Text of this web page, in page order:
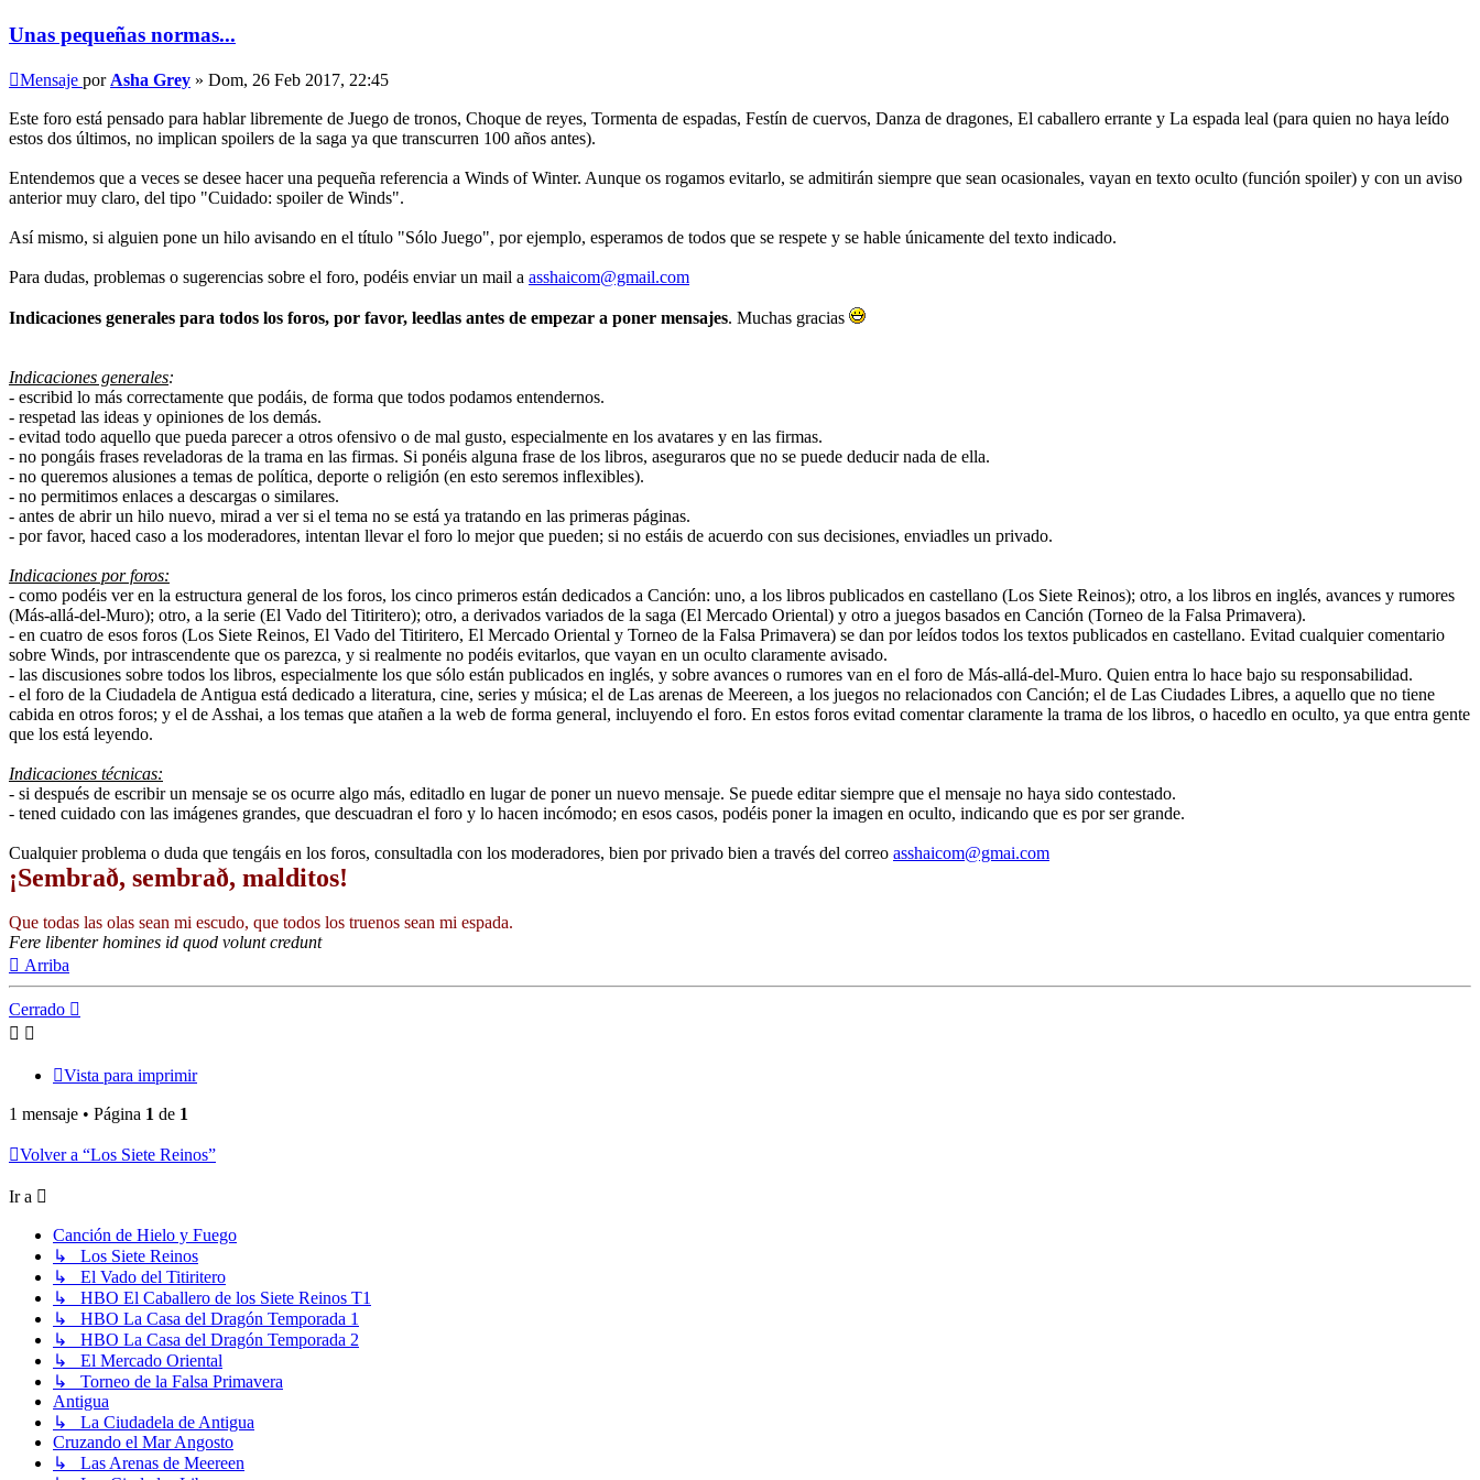
Unas pequeñas normas...
Mensaje por Asha Grey » Dom, 26 Feb 2017, 22:45
Este foro está pensado para hablar libremente de Juego de tronos, Choque de reyes, Tormenta de espadas, Festín de cuervos, Danza de dragones, El caballero errante y La espada leal (para quien no haya leído
estos dos últimos, no implican spoilers de la saga ya que transcurren 100 años antes).
Entendemos que a veces se desee hacer una pequeña referencia a Winds of Winter. Aunque os rogamos evitarlo, se admitirán siempre que sean ocasionales, vayan en texto oculto (función spoiler) y con un aviso
anterior muy claro, del tipo "Cuidado: spoiler de Winds".
Así mismo, si alguien pone un hilo avisando en el título "Sólo Juego", por ejemplo, esperamos de todos que se respete y se hable únicamente del texto indicado.
Para dudas, problemas o sugerencias sobre el foro, podéis enviar un mail a asshaicom@gmail.com
Indicaciones generales para todos los foros, por favor, leedlas antes de empezar a poner mensajes. Muchas gracias
Indicaciones generales:
- escribid lo más correctamente que podáis, de forma que todos podamos entendernos.
- respetad las ideas y opiniones de los demás.
- evitad todo aquello que pueda parecer a otros ofensivo o de mal gusto, especialmente en los avatares y en las firmas.
- no pongáis frases reveladoras de la trama en las firmas. Si ponéis alguna frase de los libros, aseguraros que no se puede deducir nada de ella.
- no queremos alusiones a temas de política, deporte o religión (en esto seremos inflexibles).
- no permitimos enlaces a descargas o similares.
- antes de abrir un hilo nuevo, mirad a ver si el tema no se está ya tratando en las primeras páginas.
- por favor, haced caso a los moderadores, intentan llevar el foro lo mejor que pueden; si no estáis de acuerdo con sus decisiones, enviadles un privado.
Indicaciones por foros:
- como podéis ver en la estructura general de los foros, los cinco primeros están dedicados a Canción: uno, a los libros publicados en castellano (Los Siete Reinos); otro, a los libros en inglés, avances y rumores
(Más-allá-del-Muro); otro, a la serie (El Vado del Titiritero); otro, a derivados variados de la saga (El Mercado Oriental) y otro a juegos basados en Canción (Torneo de la Falsa Primavera).
- en cuatro de esos foros (Los Siete Reinos, El Vado del Titiritero, El Mercado Oriental y Torneo de la Falsa Primavera) se dan por leídos todos los textos publicados en castellano. Evitad cualquier comentario
sobre Winds, por intrascendente que os parezca, y si realmente no podéis evitarlos, que vayan en un oculto claramente avisado.
- las discusiones sobre todos los libros, especialmente los que sólo están publicados en inglés, y sobre avances o rumores van en el foro de Más-allá-del-Muro. Quien entra lo hace bajo su responsabilidad.
- el foro de la Ciudadela de Antigua está dedicado a literatura, cine, series y música; el de Las arenas de Meereen, a los juegos no relacionados con Canción; el de Las Ciudades Libres, a aquello que no tiene
cabida en otros foros; y el de Asshai, a los temas que atañen a la web de forma general, incluyendo el foro. En estos foros evitad comentar claramente la trama de los libros, o hacedlo en oculto, ya que entra gente
que los está leyendo.
Indicaciones técnicas:
- si después de escribir un mensaje se os ocurre algo más, editadlo en lugar de poner un nuevo mensaje. Se puede editar siempre que el mensaje no haya sido contestado.
- tened cuidado con las imágenes grandes, que descuadran el foro y lo hacen incómodo; en esos casos, podéis poner la imagen en oculto, indicando que es por ser grande.
Cualquier problema o duda que tengáis en los foros, consultadla con los moderadores, bien por privado bien a través del correo asshaicom@gmai.com
¡Sembrað, sembrað, malditos!
Que todas las olas sean mi escudo, que todos los truenos sean mi espada.
Fere libenter homines id quod volunt credunt
Arriba
Cerrado
Vista para imprimir
1 mensaje • Página 1 de 1
Volver a “Los Siete Reinos”
Ir a
Canción de Hielo y Fuego
↳ Los Siete Reinos
↳ El Vado del Titiritero
↳ HBO El Caballero de los Siete Reinos T1
↳ HBO La Casa del Dragón Temporada 1
↳ HBO La Casa del Dragón Temporada 2
↳ El Mercado Oriental
↳ Torneo de la Falsa Primavera
Antigua
↳ La Ciudadela de Antigua
Cruzando el Mar Angosto
↳ Las Arenas de Meereen